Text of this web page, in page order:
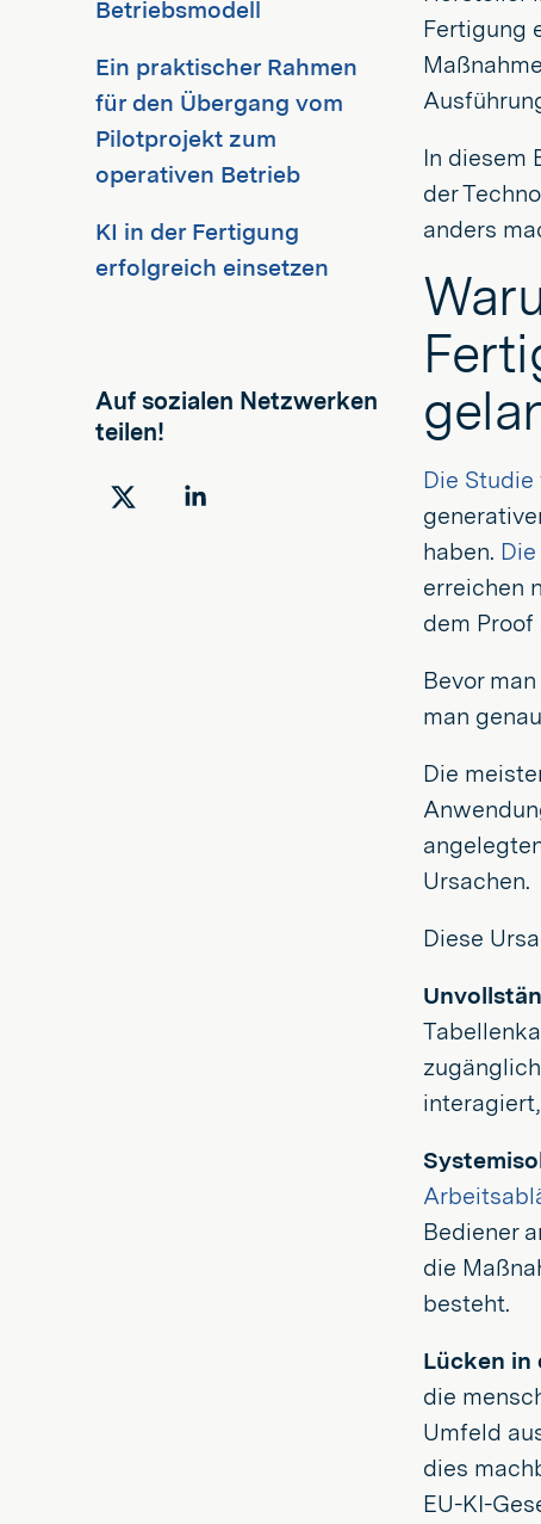
Betriebsmodell
Ein praktischer Rahmen
für den Übergang vom
Pilotprojekt zum
operativen Betrieb
KI in der Fertigung
erfolgreich einsetzen
Auf sozialen Netzwerken
teilen!
Auf
Auf
Fertigung
In diesem
der
anders
Die
haben.
erreichen
dem
Bevor
man
Die
Ursachen.
Diese
Bediener
die
besteht.
Lücken in
die
Umfeld
dies
EU-KI-